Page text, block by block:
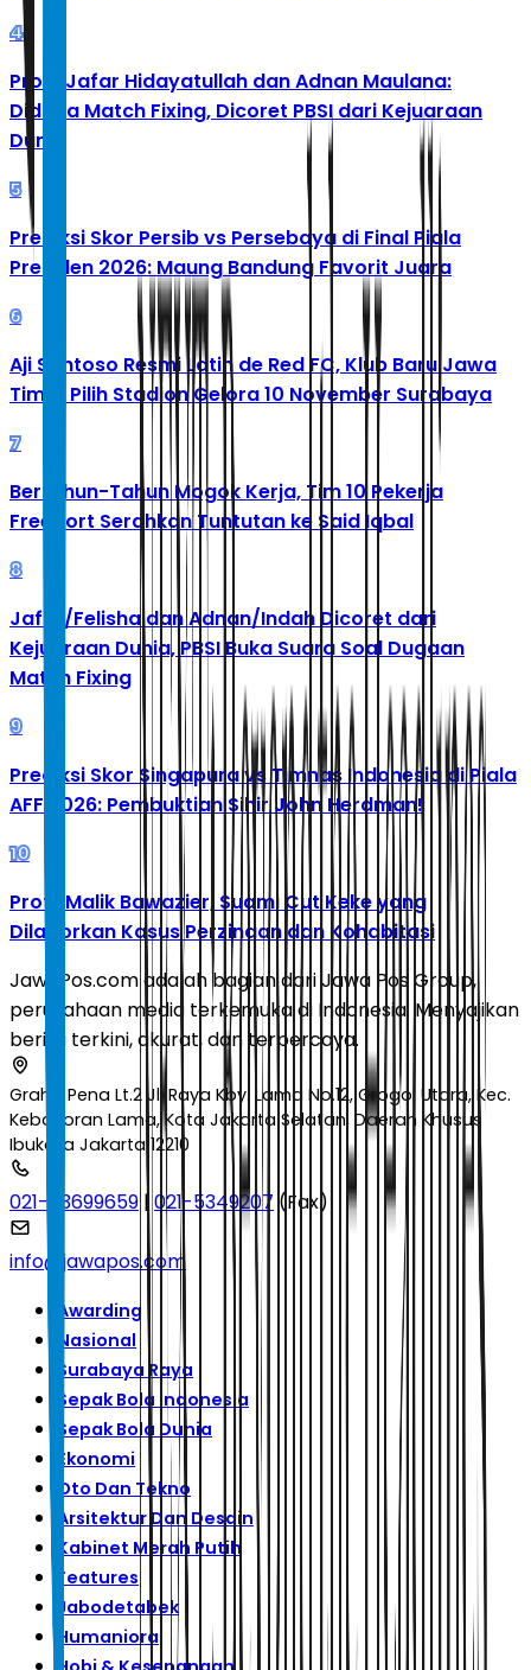
4
Profil Jafar Hidayatullah dan Adnan Maulana:
Diduga Match Fixing, Dicoret PBSI dari Kejuaraan
Dunia
5
Prediksi Skor Persib vs Persebaya di Final Piala
Presiden 2026: Maung Bandung Favorit Juara
6
Aji Santoso Resmi Latih de Red FC, Klub Baru Jawa
Timur Pilih Stadion Gelora 10 November Surabaya
7
Bertahun-Tahun Mogok Kerja, Tim 10 Pekerja
Freeport Serahkan Tuntutan ke Said Iqbal
8
Jafar/Felisha dan Adnan/Indah Dicoret dari
Kejuaraan Dunia, PBSI Buka Suara Soal Dugaan
Match Fixing
9
Prediksi Skor Singapura vs Timnas Indonesia di Piala
AFF 2026: Pembuktian Sihir John Herdman!
10
Profil Malik Bawazier, Suami Cut Keke yang
Dilaporkan Kasus Perzinaan dan Kohabitasi
JawaPos.com adalah bagian dari Jawa Pos Group,
perusahaan media terkemuka di Indonesia. Menyajikan
berita terkini, akurat, dan terpercaya.
Graha Pena Lt.2 Jl. Raya Kby. Lama No.12, Grogol Utara, Kec.
Kebayoran Lama, Kota Jakarta Selatan, Daerah Khusus
Ibukota Jakarta 12210
021-53699659 |021-5349207 (Fax)
info@jawapos.com
Awarding
Nasional
Surabaya Raya
Sepak Bola Indonesia
Sepak Bola Dunia
Ekonomi
Oto Dan Tekno
Arsitektur Dan Desain
Kabinet Merah Putih
Features
Jabodetabek
Humaniora